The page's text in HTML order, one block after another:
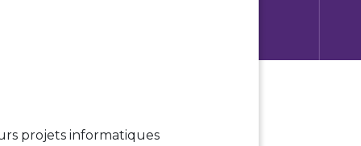
projets informatiques